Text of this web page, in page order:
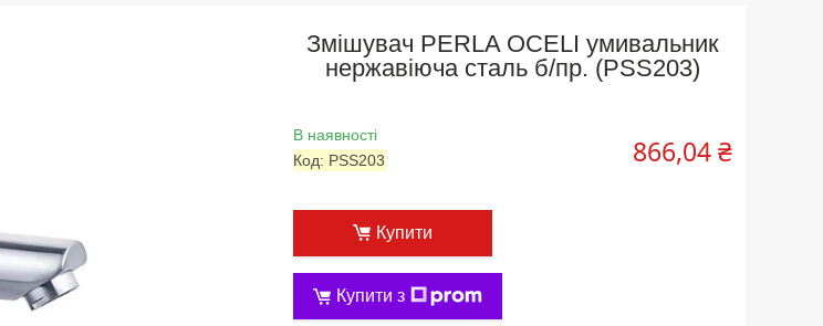
Змішувач PERLA OCELI умивальник
нержавіюча сталь б/пр. (PSS203)
В наявності
Код: PSS203 866,04 ₴
Купити
Купити з